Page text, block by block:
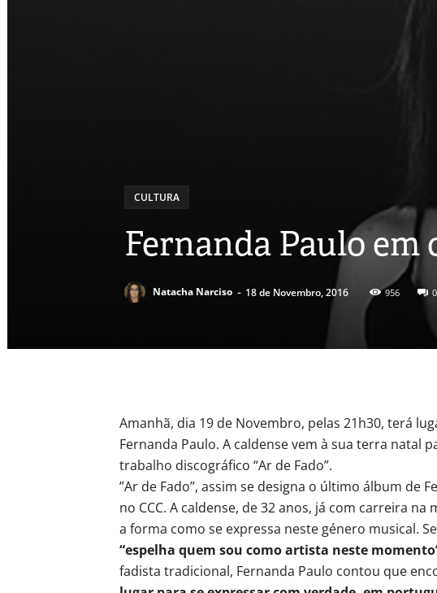
CULTURA
Fernanda Paulo
Natacha Narciso - 18 de Novembro, 2016 956 0
Amanhã, dia 19 de Novembro, pelas 21h30, terá
Fernanda Paulo. A caldense vem à sua terra natal
trabalho discográfico “Ar de Fado”.
”Ar de Fado”, assim se designa o último álbum de
no CCC. A caldense, de 32 anos, já com carreira
a forma como se expressa neste género musical.
“espelha quem sou como artista neste
fadista tradicional, Fernanda Paulo contou que